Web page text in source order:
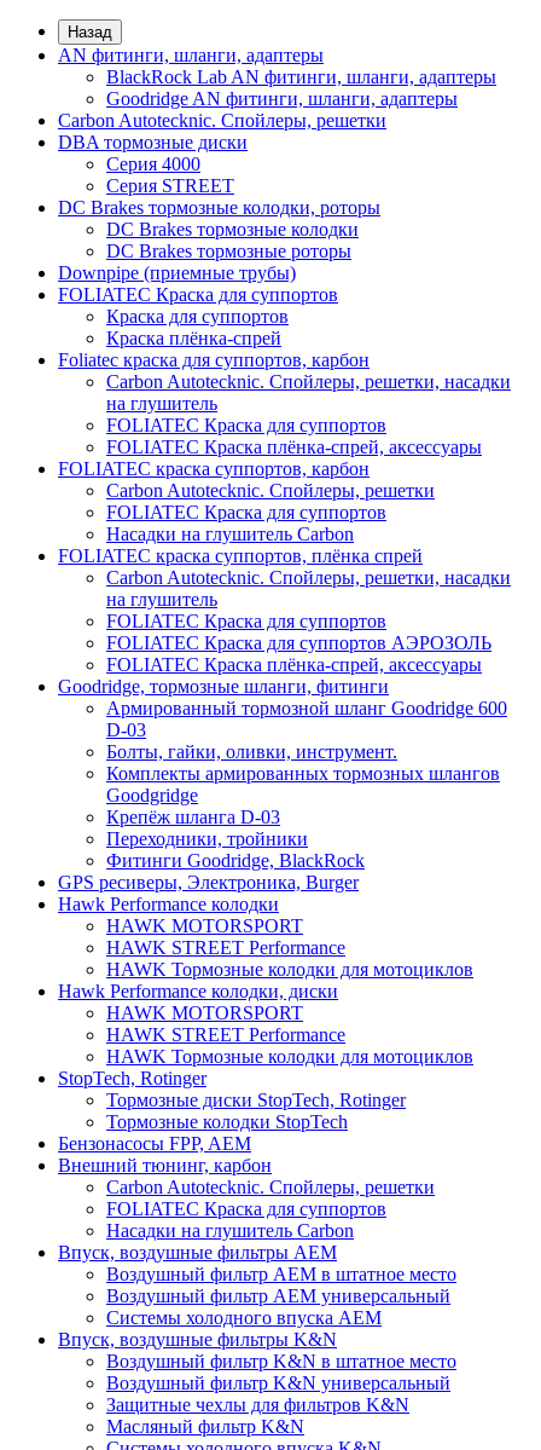
Назад
AN фитинги, шланги, адаптеры
BlackRock Lab AN фитинги, шланги, адаптеры
Goodridge AN фитинги, шланги, адаптеры
Carbon Autotecknic. Спойлеры, решетки
DBA тормозные диски
Серия 4000
Серия STREET
DC Brakes тормозные колодки, роторы
DC Brakes тормозные колодки
DC Brakes тормозные роторы
Downpipe (приемные трубы)
FOLIATEC Краска для суппортов
Краска для суппортов
Краска плёнка-спрей
Foliatec краска для суппортов, карбон
Carbon Autotecknic. Спойлеры, решетки, насадки
на глушитель
FOLIATEC Краска для суппортов
FOLIATEC Краска плёнка-спрей, аксессуары
FOLIATEC краска суппортов, карбон
Carbon Autotecknic. Спойлеры, решетки
FOLIATEC Краска для суппортов
Насадки на глушитель Carbon
FOLIATEC краска суппортов, плёнка спрей
Carbon Autotecknic. Спойлеры, решетки, насадки
на глушитель
FOLIATEC Краска для суппортов
FOLIATEC Краска для суппортов АЭРОЗОЛЬ
FOLIATEC Краска плёнка-спрей, аксессуары
Goodridge, тормозные шланги, фитинги
Армированный тормозной шланг Goodridge 600
D-03
Болты, гайки, оливки, инструмент.
Комплекты армированных тормозных шлангов
Goodgridge
Крепёж шланга D-03
Переходники, тройники
Фитинги Goodridge, BlackRock
GPS ресиверы, Электроника, Burger
Hawk Performance колодки
HAWK MOTORSPORT
HAWK STREET Performance
HAWK Тормозные колодки для мотоциклов
Hawk Performance колодки, диски
HAWK MOTORSPORT
HAWK STREET Performance
HAWK Тормозные колодки для мотоциклов
StopTech, Rotinger
Тормозные диски StopTech, Rotinger
Тормозные колодки StopTech
Бензонасосы FPP, AEM
Внешний тюнинг, карбон
Carbon Autotecknic. Спойлеры, решетки
FOLIATEC Краска для суппортов
Насадки на глушитель Carbon
Впуск, воздушные фильтры AEM
Воздушный фильтр AEM в штатное место
Воздушный фильтр AEM универсальный
Системы холодного впуска AEM
Впуск, воздушные фильтры K&N
Воздушный фильтр K&N в штатное место
Воздушный фильтр K&N универсальный
Защитные чехлы для фильтров K&N
Масляный фильтр K&N